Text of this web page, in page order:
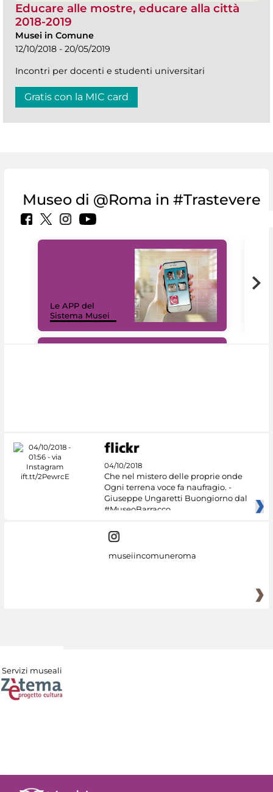
Educare alle mostre, educare alla città
2018-2019
Musei in Comune
12/10/2018 - 20/05/2019
Incontri per docenti e studenti universitari
Gratis con la MIC card
Museo di @Roma in #Trastevere
Le APP del
Sistema Musei
04/10/2018
Che nel mistero delle proprie onde
Ogni terrena voce fa naufragio. -
Giuseppe Ungaretti Buongiorno dal
#MuseoBarracco
museiincomuneroma
Servizi museali